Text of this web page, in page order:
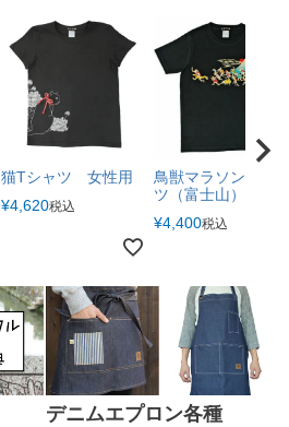
猫Tシャツ 女性用
¥4,620税込
鳥獣マラソンTシャ
ツ（富士山）
¥4,400税込
デニムエプロン各種